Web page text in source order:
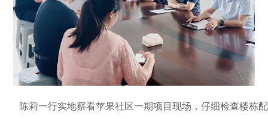
陈莉一行实地察看苹果社区一期项目现场，仔细检查楼栋配